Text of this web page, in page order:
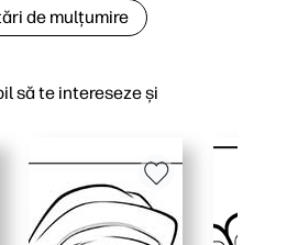
să te intereseze și
de mulțumire